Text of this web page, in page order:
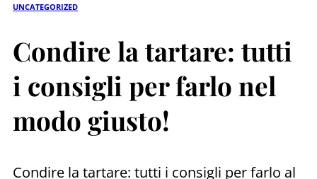
UNCATEGORIZED
Condire la tartare: tutti
i consigli per farlo nel
modo giusto!
Condire la tartare: tutti i consigli per farlo al